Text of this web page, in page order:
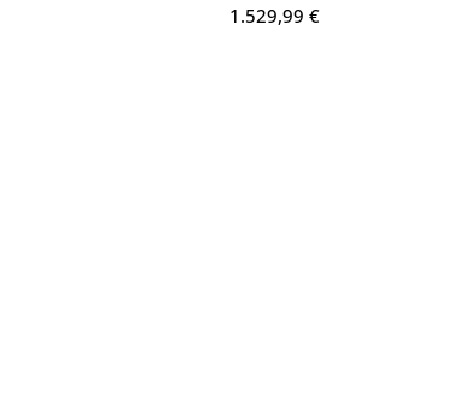
1.529,99 €